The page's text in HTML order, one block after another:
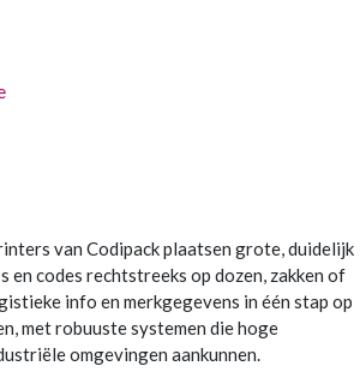
van Codipack plaatsen grote, duidelijk
en codes rechtstreeks op dozen, zakken of
info en merkgegevens in één stap op
met robuuste systemen die hoge
omgevingen aankunnen.